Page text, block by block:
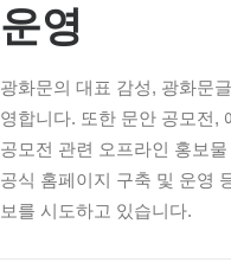
운영
광화문의 대표 감성, 광화문
영합니다. 또한 문안 공모전,
공모전 관련 오프라인 홍보
공식 홈페이지 구축 및 운영
보를 시도하고 있습니다.